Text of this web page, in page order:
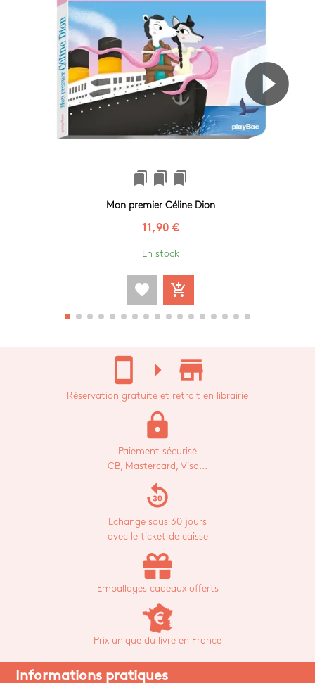
bookmarks bookmarks bookmarks
Mon premier Céline Dion
11,90 €
En stock
favorite add_shopping_cart
stay_current_portrait arrow_right store_mall_directory
Réservation gratuite et retrait en librairie
lock
Paiement sécurisé
CB, Mastercard, Visa...
replay_30
Echange sous 30 jours
avec le ticket de caisse
Emballages cadeaux offerts
Prix unique du livre en France
Informations pratiques